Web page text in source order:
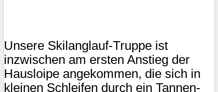
Unsere Skilanglauf-Truppe ist
inzwischen am ersten Anstieg der
Hausloipe angekommen, die sich in
kleinen Schleifen durch ein Tannen-